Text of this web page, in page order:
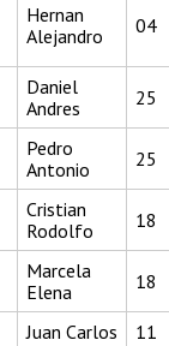
Hernan
Alejandro
04
Daniel
Andres
25
Pedro
Antonio
25
Cristian
Rodolfo
18
Marcela
Elena
18
Juan Carlos 11